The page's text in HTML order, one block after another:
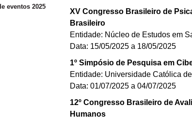
eventos 2025
XV Congresso Brasileiro de
Brasileiro
Entidade: Núcleo de Estudos em
Data: 15/05/2025 a 18/05/2025
1º Simpósio de Pesquisa em
Entidade: Universidade Católica
Data: 01/07/2025 a 04/07/2025
12º Congresso Brasileiro de
Humanos